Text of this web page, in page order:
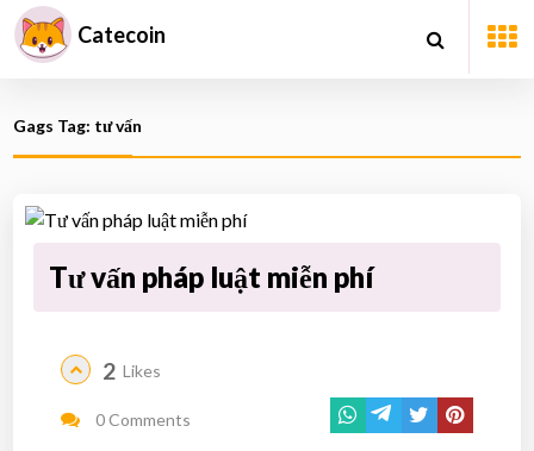
Catecoin
Gags Tag: tư vấn
Tư vấn pháp luật miễn phí
2 Likes
0 Comments